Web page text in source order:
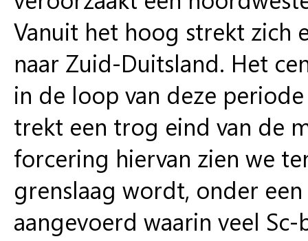
Vanuit het hoog strekt zich
naar Zuid-Duitsland. Het
in de loop van deze
trekt een trog eind van de
forcering hiervan zien we
grenslaag wordt, onder
aangevoerd waarin veel